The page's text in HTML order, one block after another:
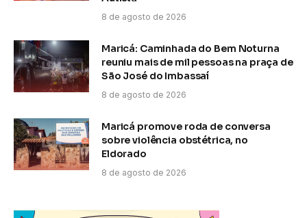
8 de agosto de 2026
Maricá: Caminhada do Bem Noturna
reuniu mais de mil pessoas na praça de
São José do Imbassaí
8 de agosto de 2026
Maricá promove roda de conversa
sobre violência obstétrica, no
Eldorado
8 de agosto de 2026